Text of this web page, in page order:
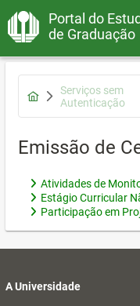
Portal do
de Graduação
Serviços sem
Autenticação
Emissão de
Atividades de
Estágio Curricular
Participação em
A Universidade